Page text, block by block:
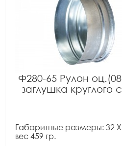
Ф280-65 Рулон
заглушка круглого
Габаритные размеры: 32
вес 459 гр.